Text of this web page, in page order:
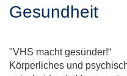
Gesundheit
"VHS macht gesünder!“
Körperliches und